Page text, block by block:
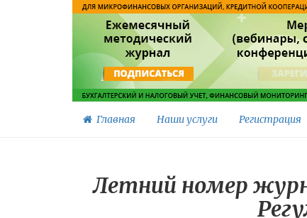
Главная Наши услуги Регистрация
Летний номер